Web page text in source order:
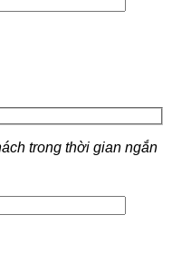
trong thời gian ngắn